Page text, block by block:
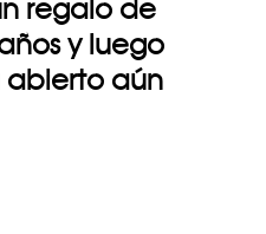
regalo de
y luego
aún